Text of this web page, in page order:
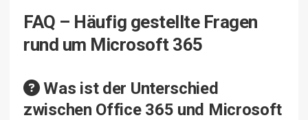
FAQ – Häufig gestellte Fragen
rund um Microsoft 365
Was ist der Unterschied
zwischen Office 365 und Microsoft